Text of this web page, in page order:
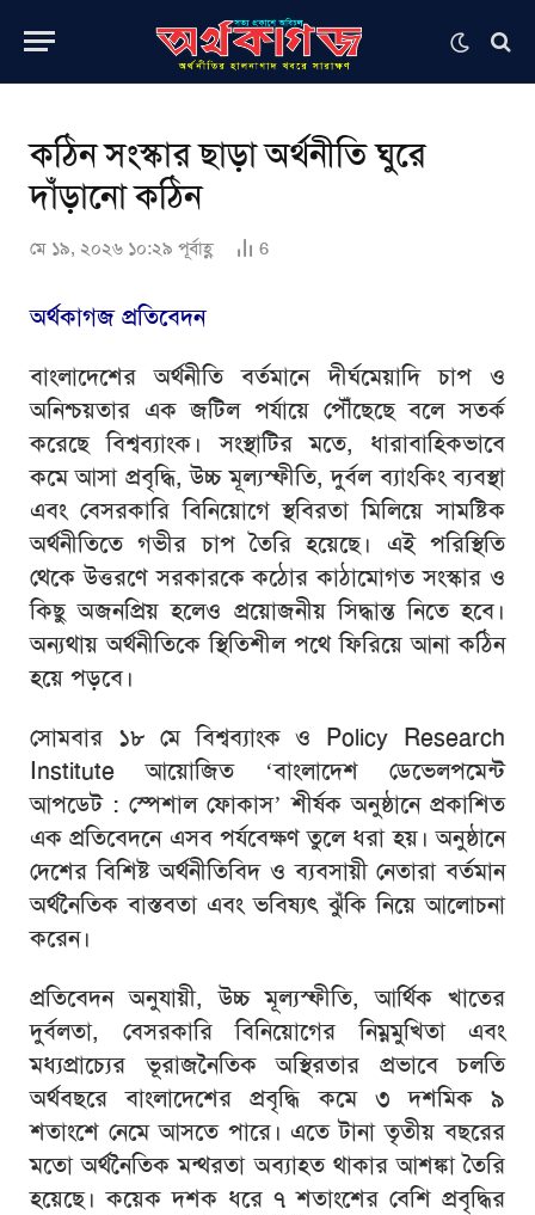
কঠিন সংস্কার ছাড়া অর্থনীতি ঘুরে
দাঁড়ানো কঠিন
মে ১৯, ২০২৬ ১০:২৯ পূর্বাহ্ণ 6
অর্থকাগজ প্রতিবেদন
বাংলাদেশের অর্থনীতি বর্তমানে দীর্ঘমেয়াদি চাপ ও
অনিশ্চয়তার এক জটিল পর্যায়ে পৌঁছেছে বলে সতর্ক
করেছে বিশ্বব্যাংক। সংস্থাটির মতে, ধারাবাহিকভাবে
কমে আসা প্রবৃদ্ধি, উচ্চ মূল্যস্ফীতি, দুর্বল ব্যাংকিং ব্যবস্থা
এবং বেসরকারি বিনিয়োগে স্থবিরতা মিলিয়ে সামষ্টিক
অর্থনীতিতে গভীর চাপ তৈরি হয়েছে। এই পরিস্থিতি
থেকে উত্তরণে সরকারকে কঠোর কাঠামোগত সংস্কার ও
কিছু অজনপ্রিয় হলেও প্রয়োজনীয় সিদ্ধান্ত নিতে হবে।
অন্যথায় অর্থনীতিকে স্থিতিশীল পথে ফিরিয়ে আনা কঠিন
হয়ে পড়বে।
সোমবার ১৮ মে বিশ্বব্যাংক ও Policy Research
Institute আয়োজিত ‘বাংলাদেশ ডেভেলপমেন্ট
আপডেট : স্পেশাল ফোকাস’ শীর্ষক অনুষ্ঠানে প্রকাশিত
এক প্রতিবেদনে এসব পর্যবেক্ষণ তুলে ধরা হয়। অনুষ্ঠানে
দেশের বিশিষ্ট অর্থনীতিবিদ ও ব্যবসায়ী নেতারা বর্তমান
অর্থনৈতিক বাস্তবতা এবং ভবিষ্যৎ ঝুঁকি নিয়ে আলোচনা
করেন।
প্রতিবেদন অনুযায়ী, উচ্চ মূল্যস্ফীতি, আর্থিক খাতের
দুর্বলতা, বেসরকারি বিনিয়োগের নিম্নমুখিতা এবং
মধ্যপ্রাচ্যের ভূরাজনৈতিক অস্থিরতার প্রভাবে চলতি
অর্থবছরে বাংলাদেশের প্রবৃদ্ধি কমে ৩ দশমিক ৯
শতাংশে নেমে আসতে পারে। এতে টানা তৃতীয় বছরের
মতো অর্থনৈতিক মন্থরতা অব্যাহত থাকার আশঙ্কা তৈরি
হয়েছে। কয়েক দশক ধরে ৭ শতাংশের বেশি প্রবৃদ্ধির